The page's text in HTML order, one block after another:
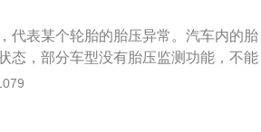
代表某个轮胎的胎压异常。汽车内的胎
态，部分车型没有胎压监测功能，不能
压警报装置，一旦某个或者多个胎压发
千万不要紧急制动，因为紧急制动有可